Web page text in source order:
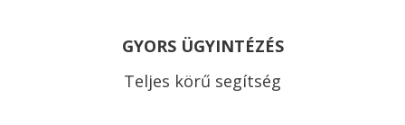
GYORS ÜGYINTÉZÉS
Teljes körű segítség